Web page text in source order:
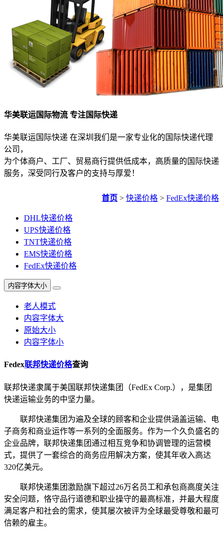
华美联运国际物流 专注国际快递
华美联运国际快递 在深圳我们是一家专业化的国际快递代理
公司，
为个体商户、工厂、贸易商行提供低成本，高质量的国际快递
服务，深受同行及客户的支持与厚爱！
首页 > 快递价格 > FedEx快递价格
DHL快递价格
UPS快递价格
TNT快递价格
EMS快递价格
FedEx快递价格
内容字体大小
老人模式
内容字体大
原始大小
内容字体小
Fedex联邦快递价格查询
联邦快递隶属于美国联邦快递集团（FedEx Corp.），是集团
快递运输业务的中坚力量。
联邦快递集团为遍及全球的顾客和企业提供涵盖运输、电
子商务和商业运作等一系列的全面服务。作为一个久负盛名的
企业品牌，联邦快递集团通过相互竞争和协调管理的运营模
式，提供了一套综合的商务应用解决方案，使其年收入高达
320亿美元。
联邦快递集团激励旗下超过26万名员工和承包商高度关注
安全问题，恪守品行道德和职业操守的最高标准，并最大程度
满足客户和社会的需求，使其屡次被评为全球最受尊敬和最可
信赖的雇主。